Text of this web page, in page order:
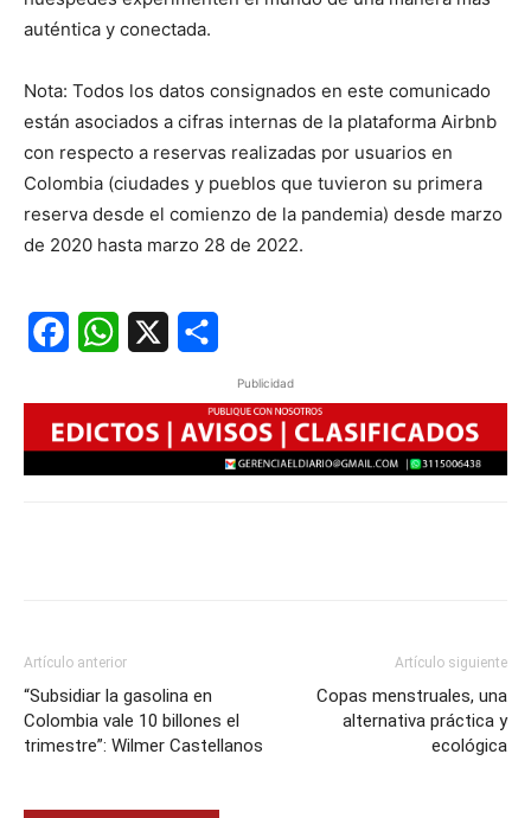
auténtica y conectada.
Nota: Todos los datos consignados en este comunicado
están asociados a cifras internas de la plataforma Airbnb
con respecto a reservas realizadas por usuarios en
Colombia (ciudades y pueblos que tuvieron su primera
reserva desde el comienzo de la pandemia) desde marzo
de 2020 hasta marzo 28 de 2022.
Publicidad
Artículo anterior
“Subsidiar la gasolina en
Colombia vale 10 billones el
trimestre”: Wilmer Castellanos
Artículo siguiente
Copas menstruales, una
alternativa práctica y
ecológica